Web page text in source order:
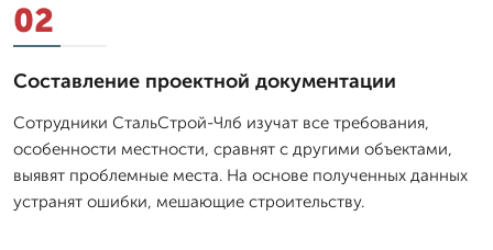
02
Составление проектной документации
Сотрудники СтальСтрой-Члб изучат все требования,
особенности местности, сравнят с другими объектами,
выявят проблемные места. На основе полученных данных
устранят ошибки, мешающие строительству.